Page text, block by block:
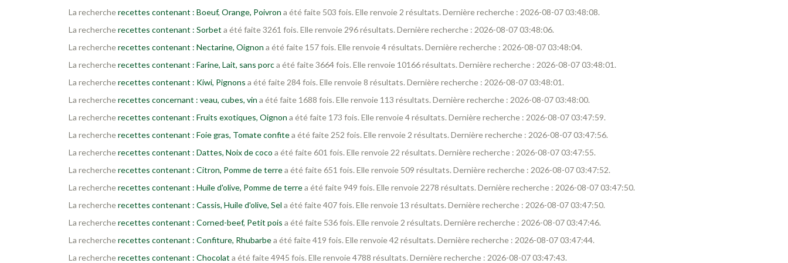
La rechercherecettes contenant : Boeuf, Orange, Poivron a été faite 503 fois. Elle renvoie 2 résultats. Dernière recherche : 2026-08-07 03:48:08.
La rechercherecettes contenant : Sorbet a été faite 3261 fois. Elle renvoie 296 résultats. Dernière recherche : 2026-08-07 03:48:06.
La rechercherecettes contenant : Nectarine, Oignon a été faite 157 fois. Elle renvoie 4 résultats. Dernière recherche : 2026-08-07 03:48:04.
La rechercherecettes contenant : Farine, Lait, sans porca été faite 3664 fois. Elle renvoie 10166 résultats. Dernière recherche : 2026-08-07 03:48:01.
La rechercherecettes contenant : Kiwi, Pignons a été faite 284 fois. Elle renvoie 8 résultats. Dernière recherche : 2026-08-07 03:48:01.
La rechercherecettes concernant : veau, cubes, vin a été faite 1688 fois. Elle renvoie 113 résultats. Dernière recherche : 2026-08-07 03:48:00.
La rechercherecettes contenant : Fruits exotiques, Oignon a été faite 173 fois. Elle renvoie 4 résultats. Dernière recherche : 2026-08-07 03:47:59.
La rechercherecettes contenant : Foie gras, Tomate confitea été faite 252 fois. Elle renvoie 2 résultats. Dernière recherche : 2026-08-07 03:47:56.
La rechercherecettes contenant : Dattes, Noix de coco a été faite 601 fois. Elle renvoie 22 résultats. Dernière recherche : 2026-08-07 03:47:55.
La rechercherecettes contenant : Citron, Pomme de terrea été faite 651 fois. Elle renvoie 509 résultats. Dernière recherche : 2026-08-07 03:47:52.
La rechercherecettes contenant : Huile d'olive, Pomme de terrea été faite 949 fois. Elle renvoie 2278 résultats. Dernière recherche : 2026-08-07 03:47:50.
La rechercherecettes contenant : Cassis, Huile d'olive, Sel a été faite 407 fois. Elle renvoie 13 résultats. Dernière recherche : 2026-08-07 03:47:50.
La rechercherecettes contenant : Corned-beef, Petit pois a été faite 536 fois. Elle renvoie 2 résultats. Dernière recherche : 2026-08-07 03:47:46.
La rechercherecettes contenant : Confiture, Rhubarbea été faite 419 fois. Elle renvoie 42 résultats. Dernière recherche : 2026-08-07 03:47:44.
La rechercherecettes contenant : Chocolat a été faite 4945 fois. Elle renvoie 4788 résultats. Dernière recherche : 2026-08-07 03:47:43.